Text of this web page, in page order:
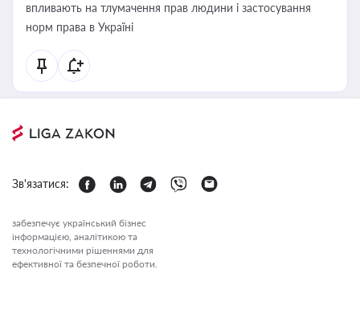
впливають на тлумачення прав людини і застосування
норм права в Україні
Зв'язатися:
забезпечує український бізнес
інформацією, аналітикою та
технологічними рішеннями для
ефективної та безпечної роботи.